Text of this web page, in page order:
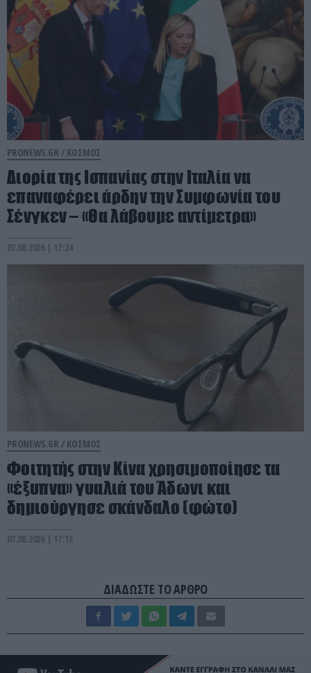
PRONEWS.GR / ΚΟΣΜΟΣ
Διορία της Ισπανίας στην Ιταλία να
επαναφέρει άρδην την Συμφωνία του
Σένγκεν – «Θα λάβουμε αντίμετρα»
07.08.2026 | 17:24
PRONEWS.GR / ΚΟΣΜΟΣ
Φοιτητής στην Κίνα χρησιμοποίησε τα
«έξυπνα» γυαλιά του Άδωνι και
δημιούργησε σκάνδαλο (φώτο)
07.08.2026 | 17:13
ΔΙΑΔΩΣΤΕ ΤΟ ΑΡΘΡΟ